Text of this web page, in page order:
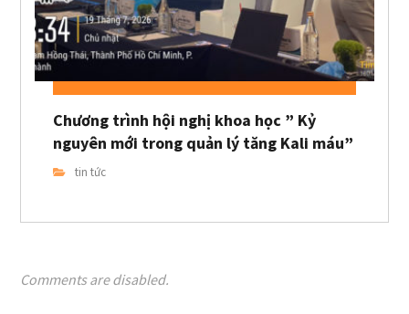
Chương trình hội nghị khoa học ” Kỷ
nguyên mới trong quản lý tăng Kali máu”
tin tức
Comments are disabled.